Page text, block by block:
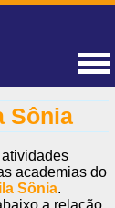
Sônia
academias do
Sônia.
a relação